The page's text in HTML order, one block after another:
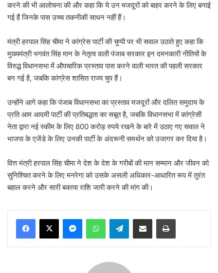
करने की भी आलोचना की और कहा कि ये उन मजदूरों को बाहर करने के लिए बनाई
गई हैं जिनके पास उच्च तकनीकी साधन नहीं हैं।
मंत्री हरपाल सिंह चीमा ने कांग्रेस पार्टी की चुप्पी पर भी सवाल उठाते हुए कहा कि
मुख्यमंत्री भगवंत सिंह मान के नेतृत्व वाली पंजाब सरकार इन दमनकारी नीतियों के
विरुद्ध विधानसभा में औपचारिक प्रस्ताव पास करने वाली भारत की पहली सरकार
बन गई है, जबकि कांग्रेस शासित राज्य चुप हैं।
उन्होंने आगे कहा कि पंजाब विधानसभा का प्रस्ताव मजदूरों और दलित समुदाय के
प्रति आम आदमी पार्टी की प्रतिबद्धता का सबूत है, जबकि विधानसभा में कांग्रेसी
नेता द्वारा नई स्कीम के लिए 800 करोड़ रुपये रखने के बारे में उठाए गए सवाल ने
भाजपा के एजेंडे के लिए उनकी पार्टी के अंदरूनी समर्थन को उजागर कर दिया है।
वित्त मंत्री हरपाल सिंह चीमा ने देश के देश के गरीबों की मान सम्मान और जीवन को
सुनिश्चित करने के लिए मनरेगा को उसके असली अधिकार-आधारित रूप में तुरंत
बहाल करने और सारी बकाया राशि जारी करने की मांग की।
MessengerWhatsAppTelegramShare via Email Print